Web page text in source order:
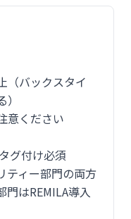
（バックスタイ
意ください
グ付け必須
ティー部門の両方
はREMILA導入